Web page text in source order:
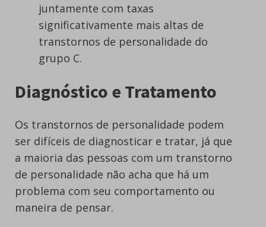
juntamente com taxas
significativamente mais altas de
transtornos de personalidade do
grupo C.
Diagnóstico e Tratamento
Os transtornos de personalidade podem
ser difíceis de diagnosticar e tratar, já que
a maioria das pessoas com um transtorno
de personalidade não acha que há um
problema com seu comportamento ou
maneira de pensar.